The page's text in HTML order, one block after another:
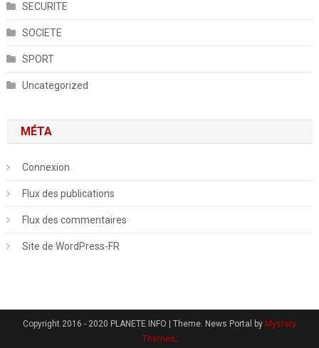
SECURITE
SOCIETE
SPORT
Uncategorized
MÉTA
Connexion
Flux des publications
Flux des commentaires
Site de WordPress-FR
Copyright 2016 - 2020 PLANETE INFO Theme: News Portal by Mystery
Themes.